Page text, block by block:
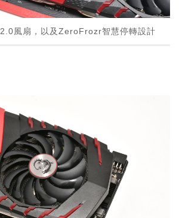
風扇，以及ZeroFrozr智慧停轉設計